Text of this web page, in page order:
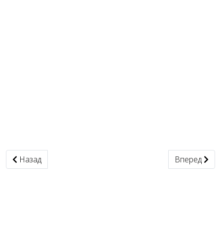
Предыдущий: Депутат Украины
Назад Следующий:
Вперед